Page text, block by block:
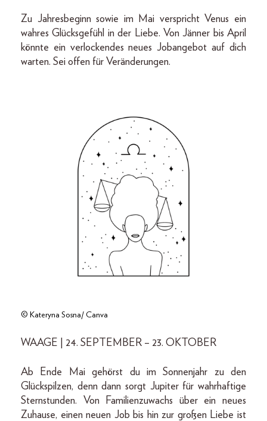
Zu Jahresbeginn sowie im Mai verspricht Venus ein
wahres Glücksgefühl in der Liebe. Von Jänner bis April
könnte ein verlockendes neues Jobangebot auf dich
warten. Sei offen für Veränderungen.
© Kateryna Sosna/ Canva
WAAGE | 24. SEPTEMBER – 23. OKTOBER
Ab Ende Mai gehörst du im Sonnenjahr zu den
Glückspilzen, denn dann sorgt Jupiter für wahrhaftige
Sternstunden. Von Familienzuwachs über ein neues
Zuhause, einen neuen Job bis hin zur großen Liebe ist